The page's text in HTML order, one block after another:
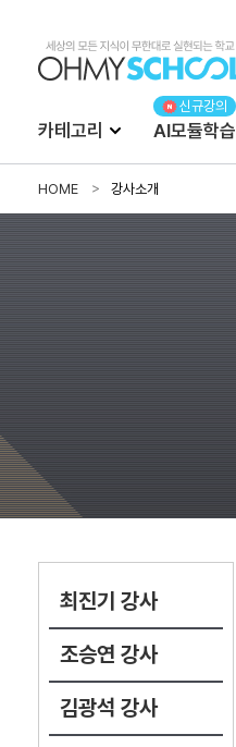
카테고리 AI모듈학습
HOME 강사소개
최진기 강사
조승연 강사
김광석 강사